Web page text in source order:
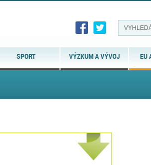
SPORT VÝZKUM A VÝVOJ EU